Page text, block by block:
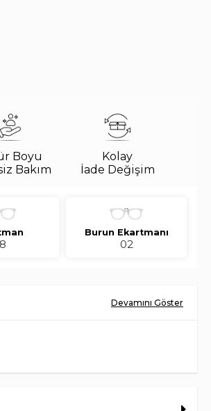
Boyu
Bakım
Kolay
İade Değişim
Burun Ekartmanı
02
stilinden yaz kombinlerine kadar farklı